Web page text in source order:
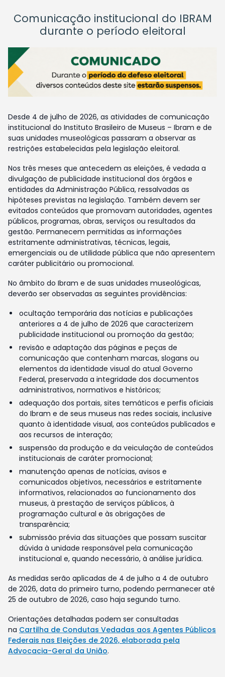
Comunicação institucional do IBRAM
durante o período eleitoral
Desde 4 de julho de 2026, as atividades de comunicação
institucional do Instituto Brasileiro de Museus – Ibram e de
suas unidades museológicas passaram a observar as
restrições estabelecidas pela legislação eleitoral.
Nos três meses que antecedem as eleições, é vedada a
divulgação de publicidade institucional dos órgãos e
entidades da Administração Pública, ressalvadas as
hipóteses previstas na legislação. Também devem ser
evitados conteúdos que promovam autoridades, agentes
públicos, programas, obras, serviços ou resultados da
gestão. Permanecem permitidas as informações
estritamente administrativas, técnicas, legais,
emergenciais ou de utilidade pública que não apresentem
caráter publicitário ou promocional.
No âmbito do Ibram e de suas unidades museológicas,
deverão ser observadas as seguintes providências:
ocultação temporária das notícias e publicações
anteriores a 4 de julho de 2026 que caracterizem
publicidade institucional ou promoção da gestão;
revisão e adaptação das páginas e peças de
comunicação que contenham marcas, slogans ou
elementos da identidade visual do atual Governo
Federal, preservada a integridade dos documentos
administrativos, normativos e históricos;
adequação dos portais, sites temáticos e perfis oficiais
do Ibram e de seus museus nas redes sociais, inclusive
quanto à identidade visual, aos conteúdos publicados e
aos recursos de interação;
suspensão da produção e da veiculação de conteúdos
institucionais de caráter promocional;
manutenção apenas de notícias, avisos e
comunicados objetivos, necessários e estritamente
informativos, relacionados ao funcionamento dos
museus, à prestação de serviços públicos, à
programação cultural e às obrigações de
transparência;
submissão prévia das situações que possam suscitar
dúvida à unidade responsável pela comunicação
institucional e, quando necessário, à análise jurídica.
As medidas serão aplicadas de 4 de julho a 4 de outubro
de 2026, data do primeiro turno, podendo permanecer até
25 de outubro de 2026, caso haja segundo turno.
Orientações detalhadas podem ser consultadas
na Cartilha de Condutas Vedadas aos Agentes Públicos
Federais nas Eleições de 2026, elaborada pela
Advocacia-Geral da União.